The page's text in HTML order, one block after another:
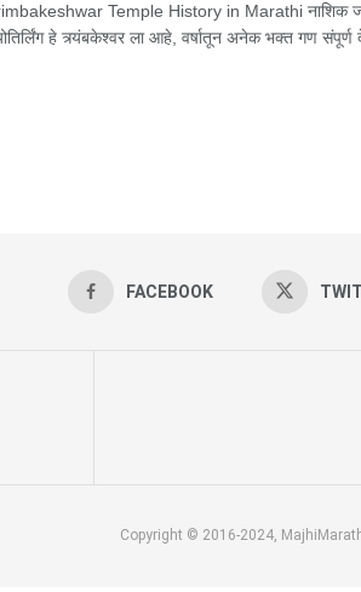
Temple History in Marathi नाशिक
हे त्र्यंबकेश्वर ला आहे, वर्षातून अनेक भक्त गण संपूर्ण
FACEBOOK
Copyright © 2016-2024,